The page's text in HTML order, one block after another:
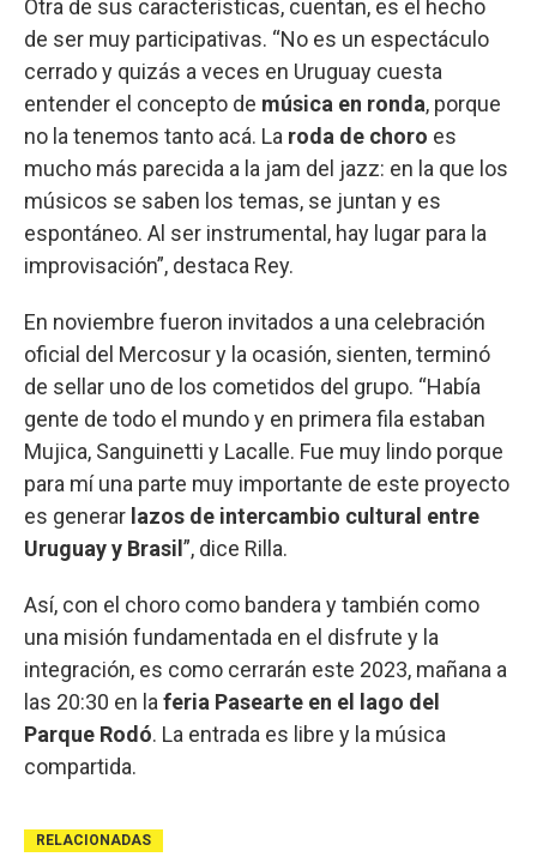
Otra de sus características, cuentan, es el hecho
de ser muy participativas. “No es un espectáculo
cerrado y quizás a veces en Uruguay cuesta
entender el concepto de música en ronda, porque
no la tenemos tanto acá. La roda de choro es
mucho más parecida a la jam del jazz: en la que los
músicos se saben los temas, se juntan y es
espontáneo. Al ser instrumental, hay lugar para la
improvisación”, destaca Rey.
En noviembre fueron invitados a una celebración
oficial del Mercosur y la ocasión, sienten, terminó
de sellar uno de los cometidos del grupo. “Había
gente de todo el mundo y en primera fila estaban
Mujica, Sanguinetti y Lacalle. Fue muy lindo porque
para mí una parte muy importante de este proyecto
es generar lazos de intercambio cultural entre
Uruguay y Brasil ”, dice Rilla.
Así, con el choro como bandera y también como
una misión fundamentada en el disfrute y la
integración, es como cerrarán este 2023, mañana a
las 20:30 en la feria Pasearte en el lago del
Parque Rodó. La entrada es libre y la música
compartida.
RELACIONADAS